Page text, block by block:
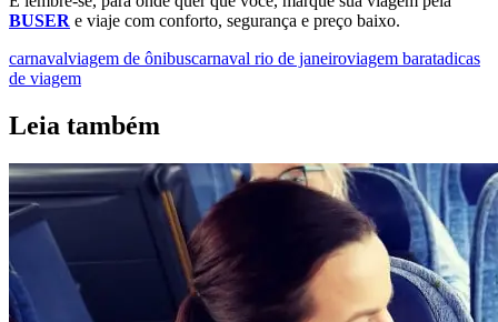
BUSER e viaje com conforto, segurança e preço baixo.
carnavalviagem de ônibuscarnaval rio de janeiroviagem baratadicas
de viagem
Leia também